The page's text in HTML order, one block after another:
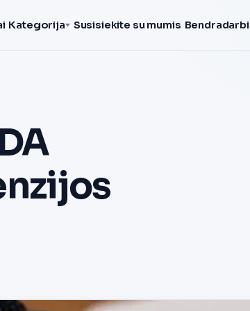
Kategorija Susisiekite su mumis